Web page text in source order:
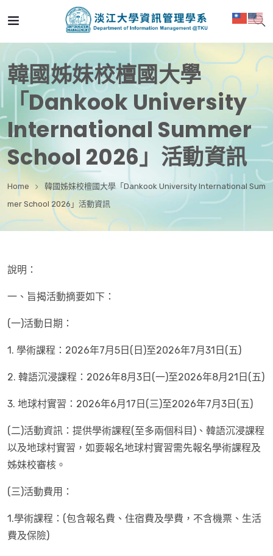
韓國姊妹校檀國大學
「Dankook University
International Summer
School 2026」活動資訊
Home
韓國姊妹校檀國大學「Dankook University International Sum
mer School 2026」活動資訊
說明：
一、旨揭活動摘要如下：
(一)活動日期：
1. 學術課程：2026年7月5日(日)至2026年7月31日(五)
2. 韓語沉浸課程：2026年8月3日(一)至2026年8月21日(五)
3. 地球村實習：2026年6月17日(三)至2026年7月3日(五)
(二)活動資訊：提供學術課程(至多兩個科目)、韓語沉浸課程
以及地球村實習，如要報名地球村實習需先報名學術課程及
姊妹校審核。
(三)活動費用：
1.學術課程：(包含報名費、 住宿費及學費，不含機票、生活
費及保險)